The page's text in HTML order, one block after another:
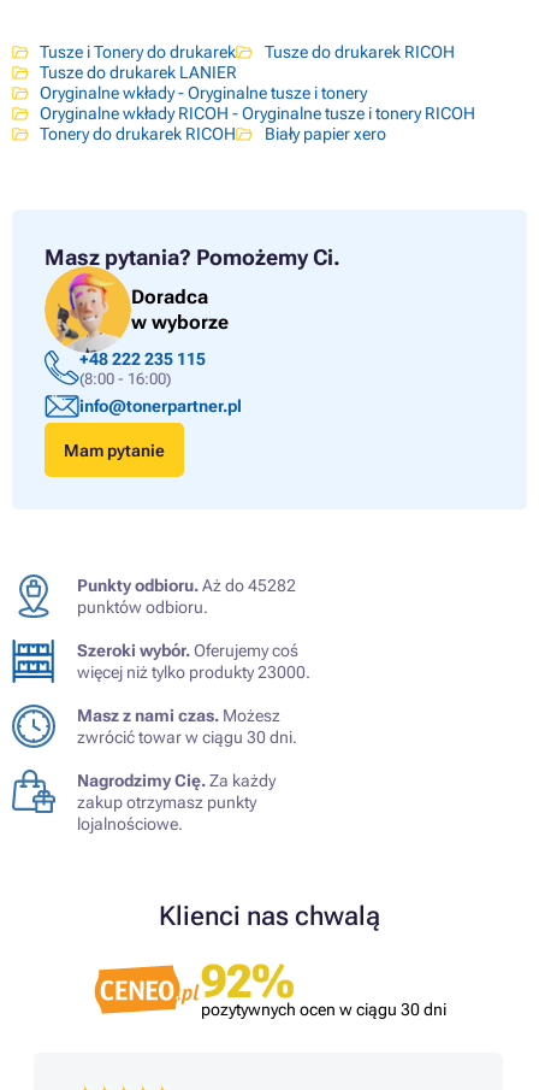
Tusze i Tonery do drukarek
Tusze do drukarek RICOH
Tusze do drukarek LANIER
Oryginalne wkłady - Oryginalne tusze i tonery
Oryginalne wkłady RICOH - Oryginalne tusze i tonery RICOH
Tonery do drukarek RICOH
Biały papier xero
Masz pytania? Pomożemy Ci.
Doradca
w wyborze
+48 222 235 115
(8:00 - 16:00)
info@tonerpartner.pl
Mam pytanie
Punkty odbioru.Aż do 45282
punktów odbioru.
Szeroki wybór.Oferujemy coś
więcej niż tylko produkty 23000.
Masz z nami czas. Możesz
zwrócić towar w ciągu 30 dni.
Nagrodzimy Cię.Za każdy
zakup otrzymasz punkty
lojalnościowe.
Klienci nas chwalą
92%
pozytywnych ocen w ciągu 30 dni